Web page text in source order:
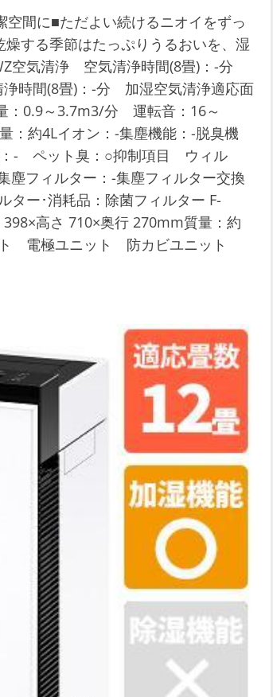
間に■ただよい続けるニオイをずっ
する季節はたっぷりうるおいを、湿
空気清浄 空気清浄時間(8畳)：-分
時間(8畳)：-分 加湿空気清浄適応面
～3.7m3/分 運転音：16～
約4Lイオン：-集塵機能：-脱臭機
- ペット臭：○抑制項目 ウィル
フィルター：-集塵フィルター交換
ター･消耗品：除菌フィルター F-
高さ 710×奥行 270mm質量：約
電極ユニット 防カビユニット